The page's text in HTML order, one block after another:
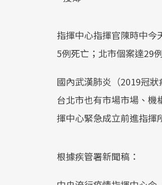
指揮中心指揮官陳時中今
5例死亡；北市個案達29
國內武漢肺炎（2019冠
台北市也有市場市場、
揮中心緊急成立前進指揮
根據疾管署新聞稿：